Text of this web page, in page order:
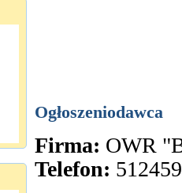
Ogłoszeniodawca
Firma: OWR
Telefon: